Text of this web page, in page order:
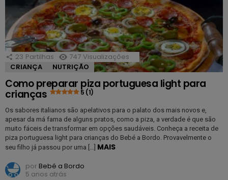
23 Partilhas 747 Visualizações
CRIANÇA
NUTRIÇÃO
Como preparar piza portuguesa light para
crianças 5 (1)
Os sabores italianos são apelativos para o palato dos mais novos e,
apesar da má fama de alguns pratos, como a piza, a verdade é que são
muito fáceis de transformar em opções saudáveis. Conheça a receita de
piza portuguesa light para crianças do Bebé a Bordo. Provavelmente o
seu filho já passou por uma […] MAIS
por Bebé a Bordo
5 anos atrás